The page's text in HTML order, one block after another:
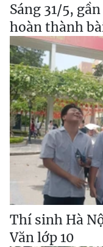
Sáng 31/5,
hoàn thành
Thí sinh Hà
Văn lớp 10